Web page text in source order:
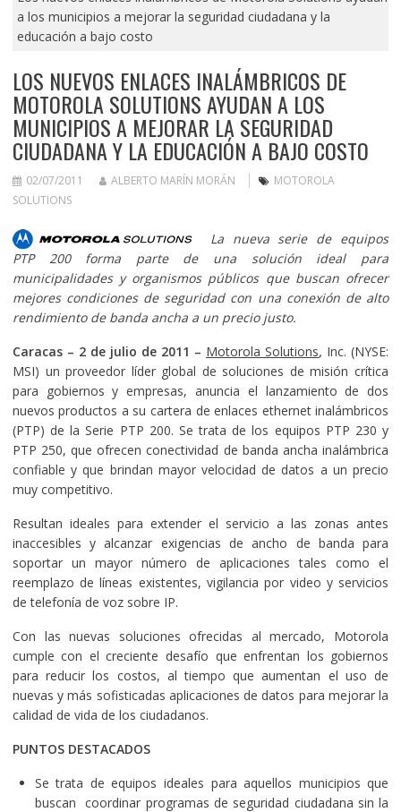
a los municipios a mejorar la seguridad ciudadana y la
educación a bajo costo
LOS NUEVOS ENLACES INALÁMBRICOS DE
MOTOROLA SOLUTIONS AYUDAN A LOS
MUNICIPIOS A MEJORAR LA SEGURIDAD
CIUDADANA Y LA EDUCACIÓN A BAJO COSTO
02/07/2011 ALBERTO MARÍN MORÁN
MOTOROLA
SOLUTIONS
La nueva serie de equipos
PTP 200 forma parte de una solución ideal para
municipalidades y organismos públicos que buscan ofrecer
mejores condiciones de seguridad con una conexión de alto
rendimiento de banda ancha a un precio justo.
Caracas – 2 de julio de 2011 – Motorola Solutions, Inc. (NYSE:
MSI) un proveedor líder global de soluciones de misión crítica
para gobiernos y empresas, anuncia el lanzamiento de dos
nuevos productos a su cartera de enlaces ethernet inalámbricos
(PTP) de la Serie PTP 200. Se trata de los equipos PTP 230 y
PTP 250, que ofrecen conectividad de banda ancha inalámbrica
confiable y que brindan mayor velocidad de datos a un precio
muy competitivo.
Resultan ideales para extender el servicio a las zonas antes
inaccesibles y alcanzar exigencias de ancho de banda para
soportar un mayor número de aplicaciones tales como el
reemplazo de líneas existentes, vigilancia por video y servicios
de telefonía de voz sobre IP.
Con las nuevas soluciones ofrecidas al mercado, Motorola
cumple con el creciente desafío que enfrentan los gobiernos
para reducir los costos, al tiempo que aumentan el uso de
nuevas y más sofisticadas aplicaciones de datos para mejorar la
calidad de vida de los ciudadanos.
PUNTOS DESTACADOS
Se trata de equipos ideales para aquellos municipios que
buscan coordinar programas de seguridad ciudadana sin la